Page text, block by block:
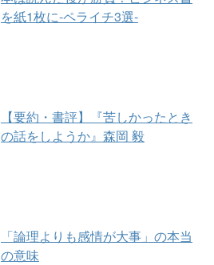
を紙1枚に-ペライチ3選-
【要約・書評】『苦しかったとき
の話をしようか』森岡 毅
「論理よりも感情が大事」の本当
の意味